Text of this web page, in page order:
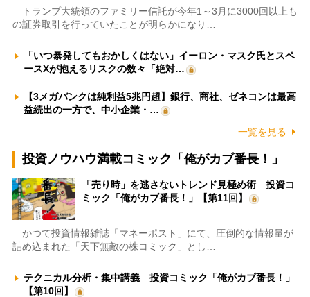
トランプ大統領のファミリー信託が今年1～3月に3000回以上も
の証券取引を行っていたことが明らかになり…
「いつ暴発してもおかしくはない」イーロン・マスク氏とスペ
ースXが抱えるリスクの数々「絶対…
【3メガバンクは純利益5兆円超】銀行、商社、ゼネコンは最高
益続出の一方で、中小企業・…
一覧を見る
投資ノウハウ満載コミック「俺がカブ番長！」
「売り時」を逃さないトレンド見極め術 投資コ
ミック「俺がカブ番長！」【第11回】
かつて投資情報雑誌「マネーポスト」にて、圧倒的な情報量が
詰め込まれた「天下無敵の株コミック」とし…
テクニカル分析・集中講義 投資コミック「俺がカブ番長！」
【第10回】